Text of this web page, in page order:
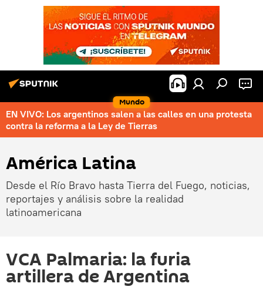
Mundo
EN VIVO: Los argentinos salen a las calles en una protesta
contra la reforma a la Ley de Tierras
América Latina
Desde el Río Bravo hasta Tierra del Fuego, noticias,
reportajes y análisis sobre la realidad
latinoamericana
VCA Palmaria: la furia
artillera de Argentina